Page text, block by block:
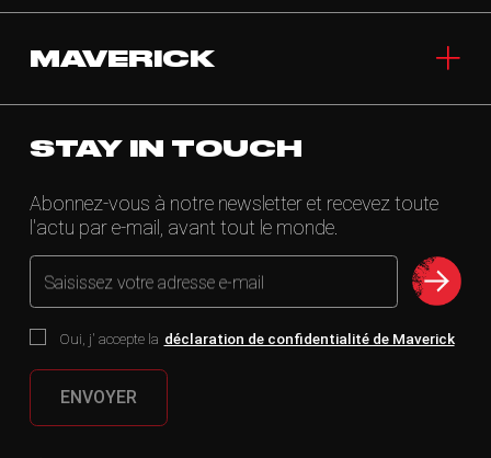
MAVERICK
STAY IN TOUCH
Abonnez-vous à notre newsletter et recevez toute
l'actu par e-mail, avant tout le monde.
Saisissez votre adresse e-mail
Oui, j' accepte la déclaration de confidentialité de Maverick
ENVOYER